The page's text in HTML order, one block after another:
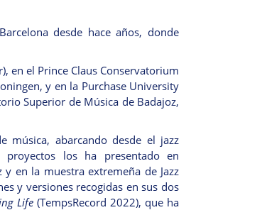
desde hace años, donde
en el Prince Claus Conservatorium
y en la Purchase University
Superior de Música de Badajoz,
música, abarcando desde el jazz
los ha presentado en
en la muestra extremeña de Jazz
y versiones recogidas en sus dos
Life(TempsRecord 2022), que ha